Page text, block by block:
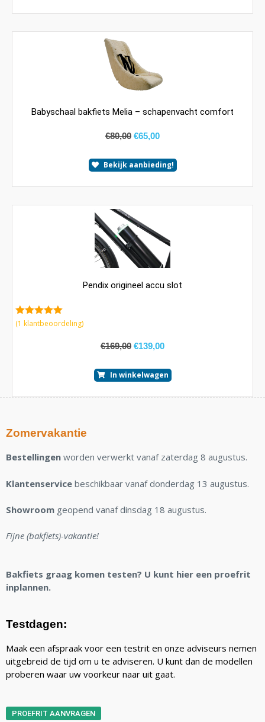
Babyschaal bakfiets Melia – schapenvacht comfort
€80,00 €65,00
Bekijk aanbieding!
Pendix origineel accu slot
5.00van 5
(1 klantbeoordeling)
€169,00 €139,00
In winkelwagen
Zomervakantie
Bestellingen worden verwerkt vanaf zaterdag 8 augustus.
Klantenservice beschikbaar vanaf donderdag 13 augustus.
Showroom geopend vanaf dinsdag 18 augustus.
Fijne (bakfiets)-vakantie!
Bakfiets graag komen testen? U kunt hier een proefrit
inplannen.
Testdagen:
Maak een afspraak voor een testrit en onze adviseurs nemen
uitgebreid de tijd om u te adviseren. U kunt dan de modellen
proberen waar uw voorkeur naar uit gaat.
PROEFRIT AANVRAGEN